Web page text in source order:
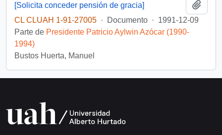
[Solicita conceder pensión de gracia]
CL CLUAH 1-91-27005 · Documento · 1991-12-09
Parte de Presidente Patricio Aylwin Azócar (1990-
1994)
Bustos Huerta, Manuel